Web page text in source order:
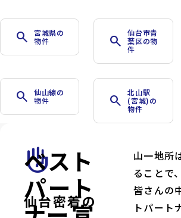
search
宮城県の
物件
search
仙台市青
葉区の物
件
search
仙山線の
物件
search
北山駅
(宮城)の
物件
front_hand
仙台密着の
ベスト
パート
山一地所
ることで
皆さんの
トパート